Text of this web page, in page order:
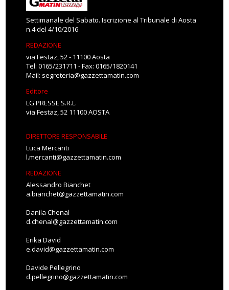
Settimanale del Sabato. Iscrizione al Tribunale di Aosta
n.4 del 4/10/2016
REDAZIONE
via Festaz, 52 - 11100 Aosta
Tel: 0165/231711 - Fax: 0165/1820141
Mail: segreteria@gazzettamatin.com
Editore
LG PRESSE S.R.L.
via Festaz, 52 11100 AOSTA
DIRETTORE RESPONSABILE
Luca Mercanti
l.mercanti@gazzettamatin.com
REDAZIONE
Alessandro Bianchet
a.bianchet@gazzettamatin.com
Danila Chenal
d.chenal@gazzettamatin.com
Erika David
e.david@gazzettamatin.com
Davide Pellegrino
d.pellegrino@gazzettamatin.com